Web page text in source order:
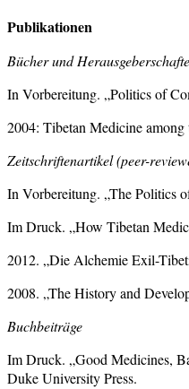
Publikationen
Bücher und
In Vorbereitung. „Politics of
2004: Tibetan Medicine
Zeitschriftenartikel (peer-
In Vorbereitung. „The Politics
Im Druck. „How Tibetan
2012. „Die Alchemie Exil-
2008. „The History and
Buchbeiträge
Im Druck. „Good Medicines,
Duke University Press.